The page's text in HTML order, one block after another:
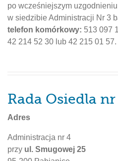
po wcześniejszym
w siedzibie Administracji Nr 3
telefon komórkowy: 513 097
42 214 52 30 lub 42 215 01 57.
Rada Osiedla nr
Adres
Administracja nr 4
przy ul. Smugowej 25